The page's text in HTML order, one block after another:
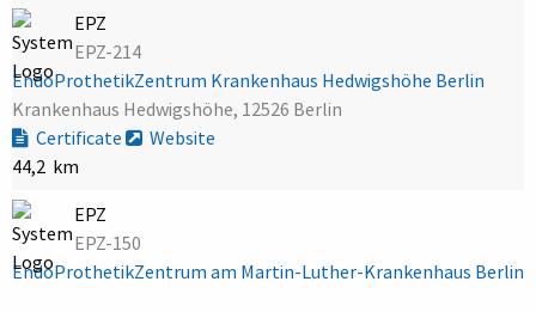
EPZ
EPZ-214
EndoProthetikZentrum Krankenhaus Hedwigshöhe Berlin
Krankenhaus Hedwigshöhe, 12526 Berlin
Certificate
Website
44,2 km
EPZ
EPZ-150
EndoProthetikZentrum am Martin-Luther-Krankenhaus Berlin